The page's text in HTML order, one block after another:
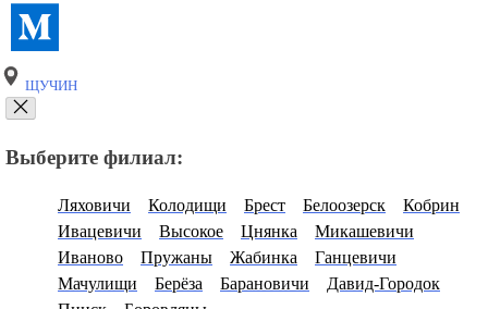
ЩУЧИН
Выберите филиал:
Ляховичи Колодищи Брест Белоозерск
Кобрин
Ивацевичи
Высокое Цнянка
Микашевичи
Иваново
Пружаны Жабинка
Ганцевичи
Мачулищи
Берёза Барановичи
Давид-Городок